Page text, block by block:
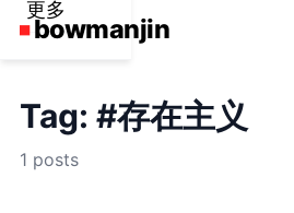
更多
Tag: #存在主义
1 posts